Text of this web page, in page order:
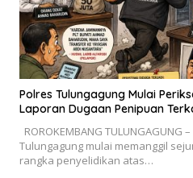
Polres Tulungagung Mulai
Laporan Dugaan Penipuan
ROROKEMBANG TULUNGAGUNG
Tulungagung mulai memanggil
rangka penyelidikan atas…